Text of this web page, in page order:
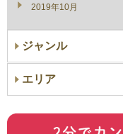
2019年10月
ジャンル
エリア